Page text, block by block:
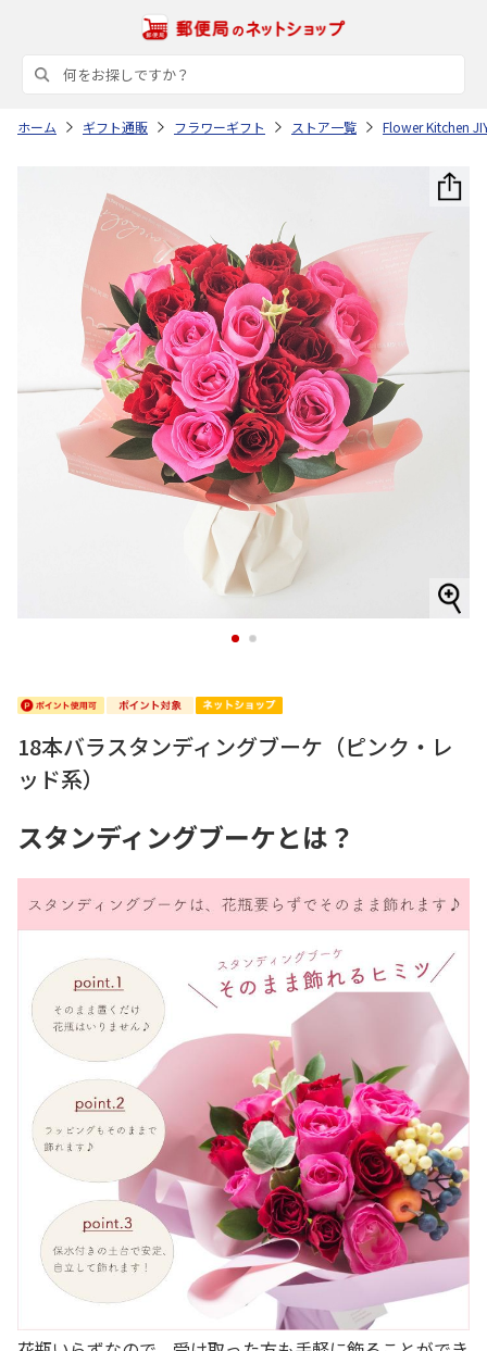
ホーム ギフト通販 フラワーギフト ストア一覧 Flower Kitchen
1 2
18本バラスタンディングブーケ（ピンク・レ
ッド系）
スタンディングブーケとは？